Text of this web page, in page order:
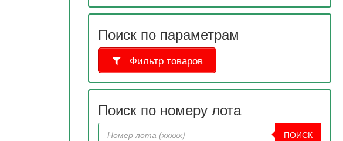
Поиск по параметрам
Фильтр товаров
Поиск по номеру лота
ПОИСК